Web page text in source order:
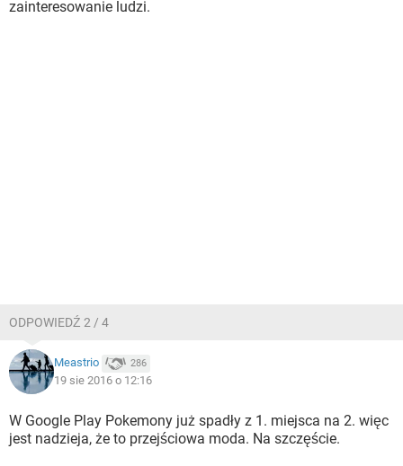
zainteresowanie ludzi.
ODPOWIEDŹ 2 / 4
Meastrio 286
19 sie 2016 o 12:16
W Google Play Pokemony już spadły z 1. miejsca na 2. więc
jest nadzieja, że to przejściowa moda. Na szczęście.